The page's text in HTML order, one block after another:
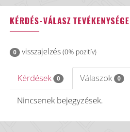
KÉRDÉS-VÁLASZ
0 visszajelzés (0% pozitív)
Kérdések 0 Válaszok 0
Nincsenek bejegyzések.